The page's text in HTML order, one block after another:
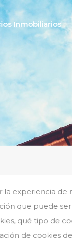
Servicios
Inmobiliarios
experiencia de
que puede
qué tipo de
de cookies